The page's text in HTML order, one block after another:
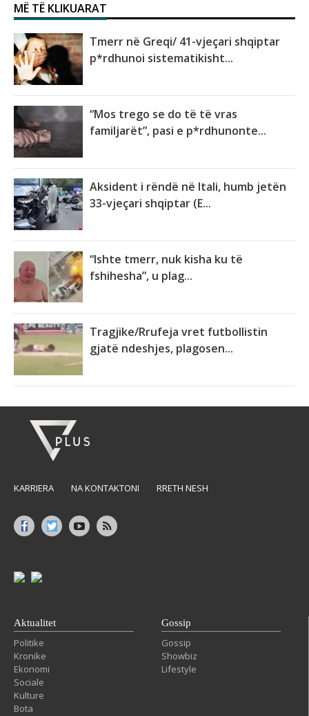
MË TË KLIKUARAT
Tmerr në Greqi/ 41-vjeçari shqiptar
p*rdhunoi sistematikisht...
“Mos trego se do të të vras
familjarët”, pasi e p*rdhunonte...
Aksident i rëndë në Itali, humb jetën
33-vjeçari shqiptar (E...
“Ishte tmerr, nuk kisha ku të
fshihesha”, u plag...
Tragjike/Rrufeja vret futbollistin
gjatë ndeshjes, plagosen...
KARRIERA NA KONTAKTONI RRETH NESH
Aktualitet
Politike
Kronike
Ekonomi
Sociale
Kulture
Bota
Gossip
Gossip
Showbiz
Lifestyle